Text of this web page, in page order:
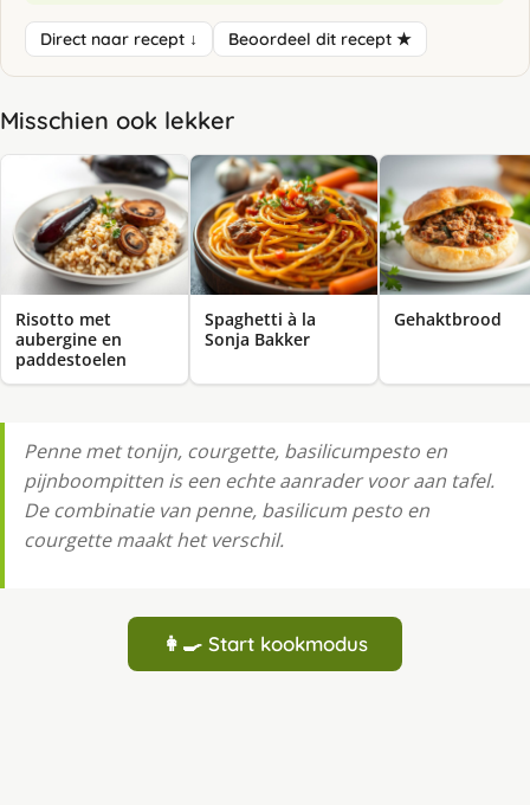
Direct naar recept ↓ Beoordeel dit recept ★
Misschien ook lekker
Risotto met
aubergine en
paddestoelen
Spaghetti à la
Sonja Bakker
Gehaktbrood
Penne met tonijn, courgette, basilicumpesto en
pijnboompitten is een echte aanrader voor aan tafel.
De combinatie van penne, basilicum pesto en
courgette maakt het verschil.
👩‍🍳 Start kookmodus